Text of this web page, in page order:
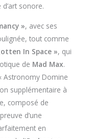
sonore.
», avec ses
tout comme
In Space », qui
de Mad Max.
Astronomy Domine
supplémentaire à
composé de
d’une
en